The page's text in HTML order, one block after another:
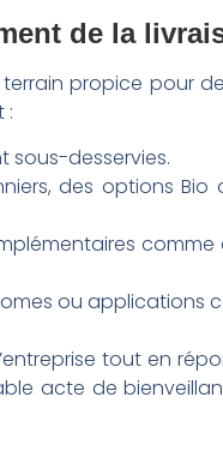
de la
propice pour
:
sous-desservies.
des options Bio
comme
ou applications
tout en
acte de